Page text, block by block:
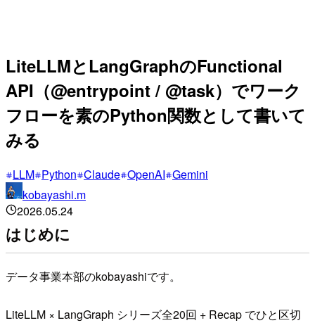
LiteLLMとLangGraphのFunctional
API（@entrypoint / @task）でワーク
フローを素のPython関数として書いて
みる
LLM Python Claude OpenAI Gemini
kobayashi.m
2026.05.24
はじめに
データ事業本部のkobayashiです。
LiteLLM × LangGraph シリーズ全20回 + Recap でひと区切